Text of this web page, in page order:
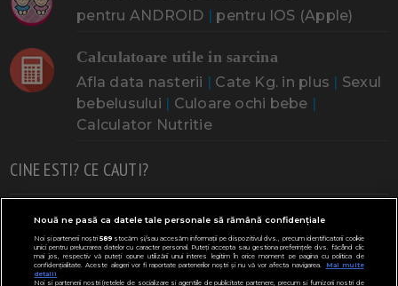
pentru ANDROID | pentru IOS (Apple)
Calculatoare utile in sarcina
Afla data nasterii | Cate Kg. in plus | Sexul
bebelusului | Culoare ochi bebe |
Calculator Nutritie
CINE ESTI? CE CAUTI?
Doresc un copil Adoptia Probleme cu sarcina
Urmeaza sa nasc Probleme alaptare Bebe plange
Bebe febra Caut bona Cresa, Gradinta
Nouă ne pasă ca datele tale personale să rămână confidențiale
Noi și partenerii noștri589stocăm și/sau accesăm informații pe dispozitivul dvs., precum identificatorii cookie
unici pentru prelucrarea datelor cu caracter personal. Puteți accepta sau gestiona preferințele dvs. făcând clic
mai jos, respectiv vă puteți opune utilizării unui interes legitim în orice moment pe pagina cu politica de
confidențialitate. Aceste alegeri vor fi raportate partenerilor noștri și nu vă vor afecta navigarea.
Mai multe
detalii
Noi si partenerii nostri (retelele de socializare si agentiile de publicitate partenere, precum si furnizorii nostri de